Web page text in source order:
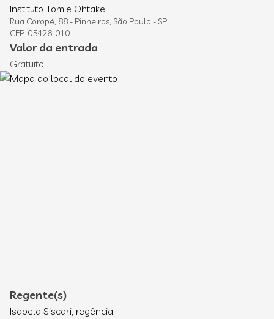
Instituto Tomie Ohtake
Rua Coropé, 88 - Pinheiros, São Paulo - SP
CEP: 05426-010
Valor da entrada
Gratuito
Regente(s)
Isabela Siscari, regência